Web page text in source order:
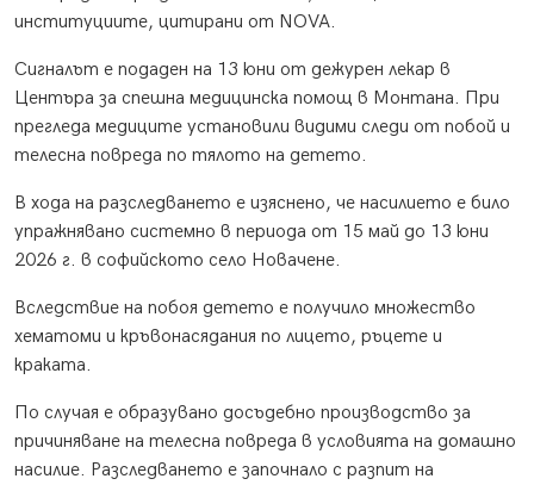
институциите, цитирани от NOVA.
Сигналът е подаден на 13 юни от дежурен лекар в
Центъра за спешна медицинска помощ в Монтана. При
прегледа медиците установили видими следи от побой и
телесна повреда по тялото на детето.
В хода на разследването е изяснено, че насилието е било
упражнявано системно в периода от 15 май до 13 юни
2026 г. в софийското село Новачене.
Вследствие на побоя детето е получило множество
хематоми и кръвонасядания по лицето, ръцете и
краката.
По случая е образувано досъдебно производство за
причиняване на телесна повреда в условията на домашно
насилие. Разследването е започнало с разпит на